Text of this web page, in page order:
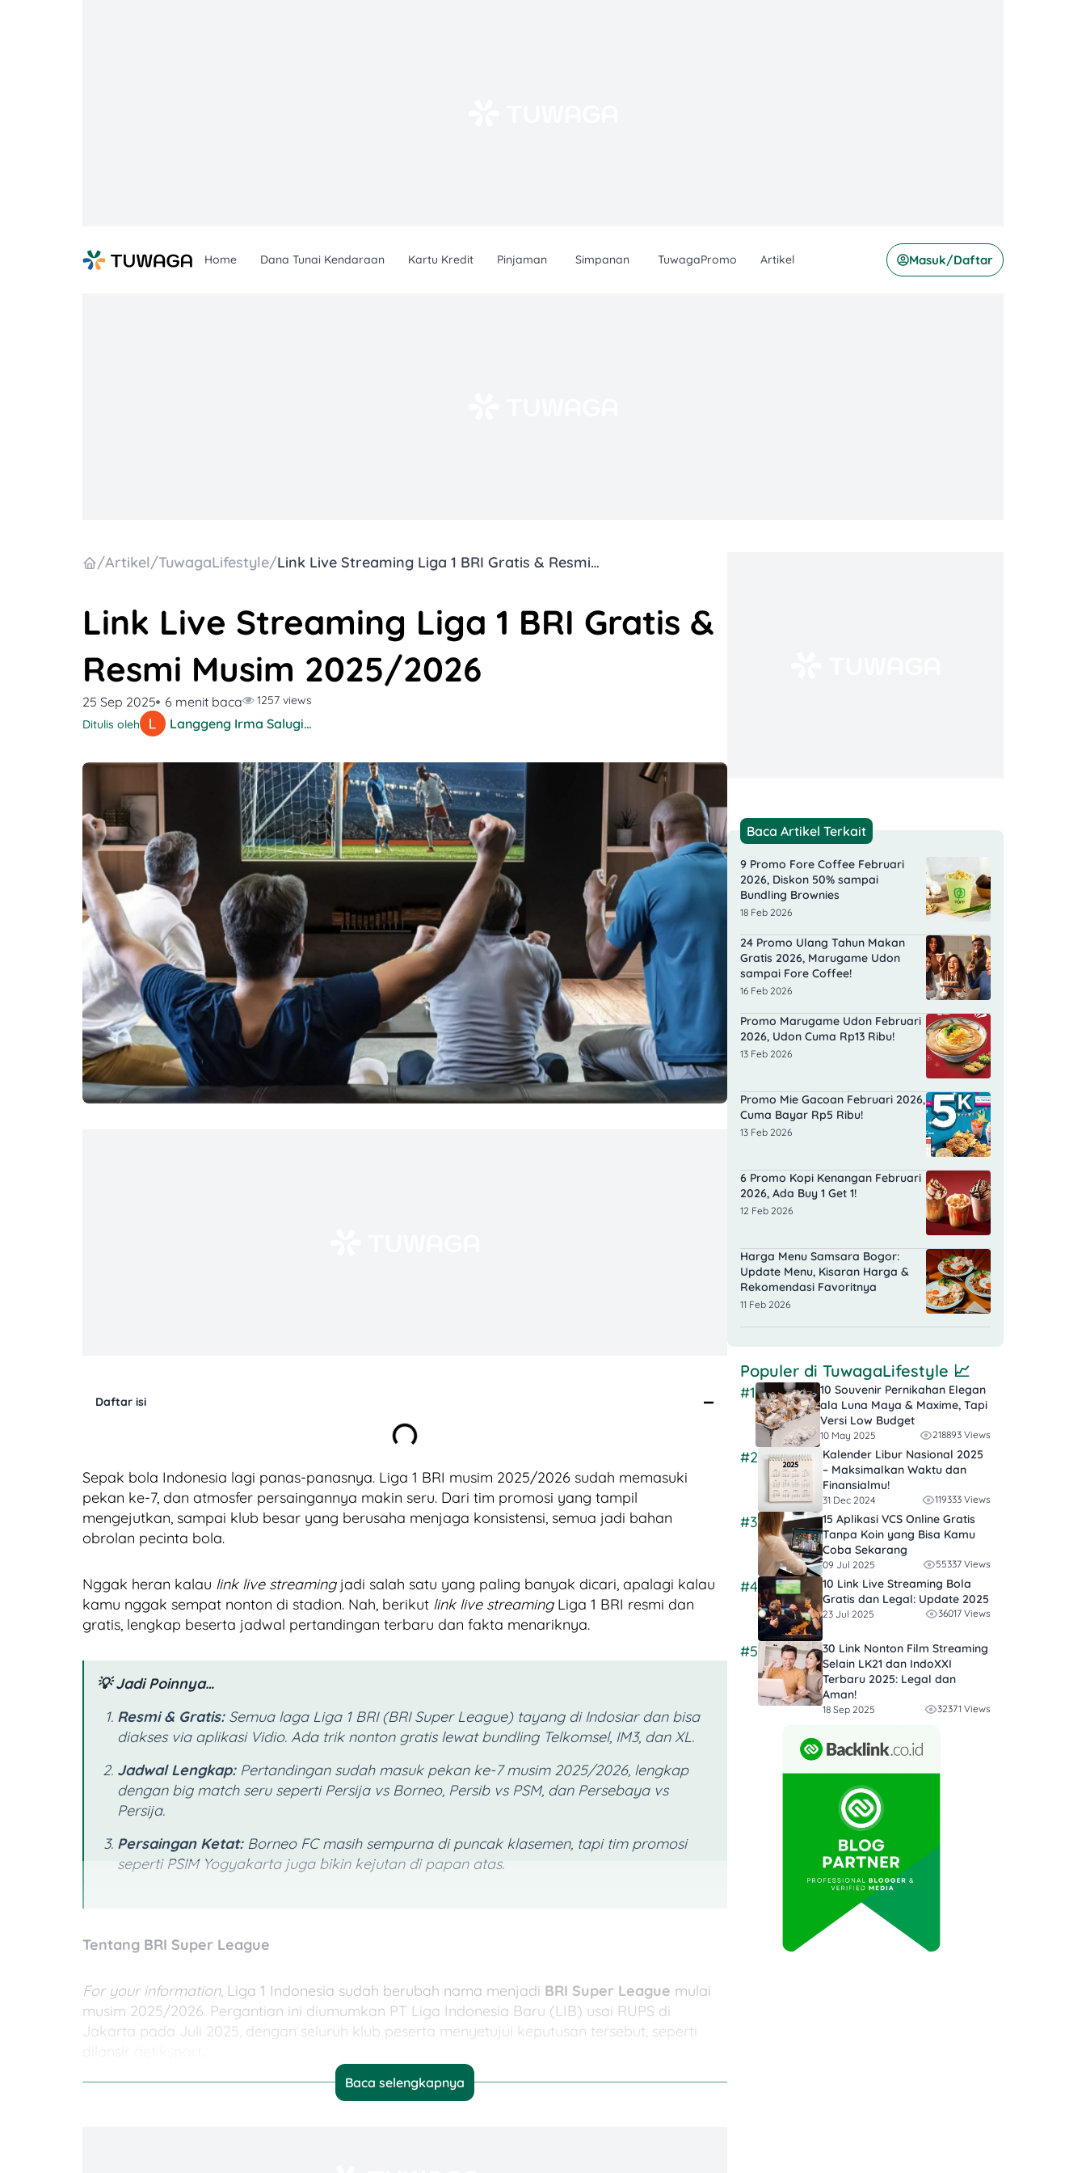
Home Dana Tunai Kendaraan Kartu Kredit Pinjaman Simpanan TuwagaPromo Artikel Masuk/Daftar
/Artikel/TuwagaLifestyle/ Link Live Streaming Liga 1 BRI Gratis & Resmi Musim 2025/2026
Link Live Streaming Liga 1 BRI Gratis &
Resmi Musim 2025/2026
25 Sep 2025 6 menit baca
1257 views
Ditulis oleh
Langgeng Irma Salugiasih
Daftar isi
Sepak bola Indonesia lagi panas-panasnya. Liga 1 BRI musim 2025/2026 sudah memasuki
pekan ke-7, dan atmosfer persaingannya makin seru. Dari tim promosi yang tampil
mengejutkan, sampai klub besar yang berusaha menjaga konsistensi, semua jadi bahan
obrolan pecinta bola.
Nggak heran kalau link live streamingjadi salah satu yang paling banyak dicari, apalagi kalau
kamu nggak sempat nonton di stadion. Nah, berikut link live streaming Liga 1 BRI resmi dan
gratis, lengkap beserta jadwal pertandingan terbaru dan fakta menariknya.
💡 Jadi Poinnya…
Resmi & Gratis:Semua laga Liga 1 BRI (BRI Super League) tayang di Indosiar dan bisa
diakses via aplikasi Vidio. Ada trik nonton gratis lewat bundling Telkomsel, IM3, dan XL.
Jadwal Lengkap:Pertandingan sudah masuk pekan ke-7 musim 2025/2026, lengkap
dengan big match seru seperti Persija vs Borneo, Persib vs PSM, dan Persebaya vs
Persija.
Persaingan Ketat:Borneo FC masih sempurna di puncak klasemen, tapi tim promosi
seperti PSIM Yogyakarta juga bikin kejutan di papan atas.
Tentang BRI Super League
For your information, Liga 1 Indonesia sudah berubah nama menjadi BRI Super League mulai
musim 2025/2026. Pergantian ini diumumkan PT Liga Indonesia Baru (LIB) usai RUPS di
Jakarta pada Juli 2025, dengan seluruh klub peserta menyetujui keputusan tersebut, seperti
Kalau ditarik ke belakang, perubahan nama bukan hal baru. Dulu, liga sepak bola ini sempat
Baca selengkapnya
Baca Artikel Terkait
9 Promo Fore Coffee Februari
2026, Diskon 50% sampai
Bundling Brownies
18 Feb 2026
24 Promo Ulang Tahun Makan
Gratis 2026, Marugame Udon
sampai Fore Coffee!
16 Feb 2026
Promo Marugame Udon Februari
2026, Udon Cuma Rp13 Ribu!
13 Feb 2026
Promo Mie Gacoan Februari 2026,
Cuma Bayar Rp5 Ribu!
13 Feb 2026
6 Promo Kopi Kenangan Februari
2026, Ada Buy 1 Get 1!
12 Feb 2026
Harga Menu Samsara Bogor:
Update Menu, Kisaran Harga &
Rekomendasi Favoritnya
11 Feb 2026
Populer di TuwagaLifestyle 📈
#1
10 Souvenir Pernikahan Elegan
ala Luna Maya & Maxime, Tapi
Versi Low Budget
10 May 2025 218893 Views
#2
Kalender Libur Nasional 2025
– Maksimalkan Waktu dan
Finansialmu!
31 Dec 2024 119333 Views
#3
15 Aplikasi VCS Online Gratis
Tanpa Koin yang Bisa Kamu
Coba Sekarang
09 Jul 2025 55337 Views
#4
10 Link Live Streaming Bola
Gratis dan Legal: Update 2025
23 Jul 2025 36017 Views
#5
30 Link Nonton Film Streaming
Selain LK21 dan IndoXXI
Terbaru 2025: Legal dan
Aman!
18 Sep 2025 32371 Views